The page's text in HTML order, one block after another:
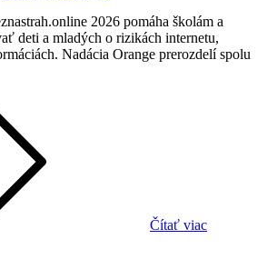
2026 pomáha školám a
deti a mladých o rizikách internetu,
Nadácia Orange prerozdelí spolu
Čítať viac